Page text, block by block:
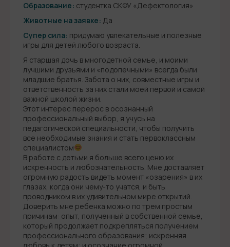
Образование: студентка СКФУ «Дефектология»
Животные на заявке: Да
Супер сила: придумаю увлекательные и полезные
игры для детей любого возраста.
Я старшая дочь в многодетной семье, и моими
лучшими друзьями и «подопечными» всегда были
младшие братья. Забота о них, совместные игры и
ответственность за них стали моей первой и самой
важной школой жизни.
Этот интерес перерос в осознанный
профессиональный выбор, я учусь на
педагогической специальности, чтобы получить
все необходимые знания и стать первоклассным
специалистом
В работе с детьми я больше всего ценю их
искренность и любознательность. Мне доставляет
огромную радость видеть момент «озарения» в их
глазах, когда они чему-то учатся, и быть
проводником в их удивительном мире открытий.
Доверить мне ребенка можно по трем простым
причинам: опыт, полученный в собственной семье,
который продолжает подкрепляться получением
профессионального образования; искренняя